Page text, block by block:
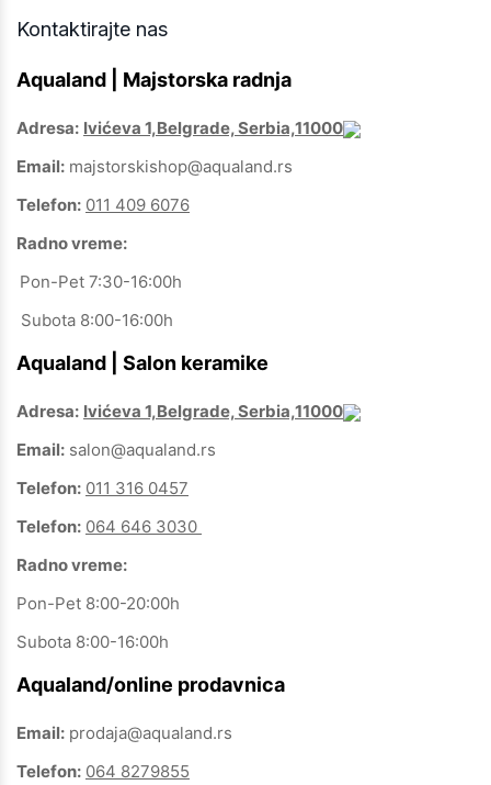
Kontaktirajte nas
Aqualand | Majstorska radnja
Adresa: Ivićeva 1,Belgrade, Serbia,11000
Email: majstorskishop@aqualand.rs
Telefon: 011 409 6076
Radno vreme:
Pon-Pet 7:30-16:00h
Subota 8:00-16:00h
Aqualand | Salon keramike
Adresa: Ivićeva 1,Belgrade, Serbia,11000
Email: salon@aqualand.rs
Telefon: 011 316 0457
Telefon: 064 646 3030
Radno vreme:
Pon-Pet 8:00-20:00h
Subota 8:00-16:00h
Aqualand/online prodavnica
Email: prodaja@aqualand.rs
Telefon: 064 8279855